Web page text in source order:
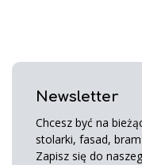
Newsletter
Chcesz być na
stolarki, fasad, bram
Zapisz się do